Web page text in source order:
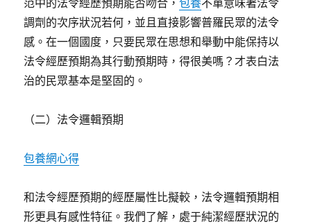
范中的法令經歷預期能否吻合，包養不單意味著法令
調劑的次序狀況若何，並且直接影響普羅民眾的法令
感。在一個國度，只要民眾在思想和舉動中能保持以
法令經歷預期為其行動預期時，得很美嗎？才表白法
治的民眾基本是堅固的。
（二）法令邏輯預期
包養網心得
和法令經歷預期的經歷屬性比擬較，法令邏輯預期相
形更具有感性特征。我們了解，處于純潔經歷狀況的